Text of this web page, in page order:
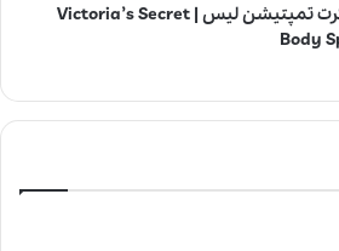
بادی اسپلش ویکتوریا سکرت تمپتیشن لیس | Victoria’s Secret
Body